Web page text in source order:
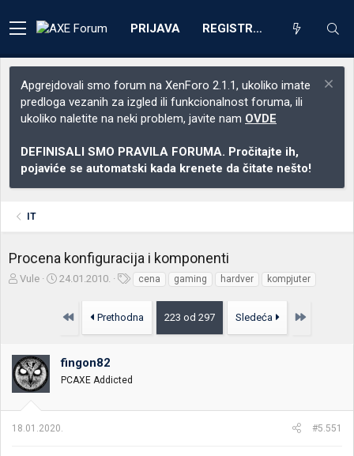
PRIJAVA REGISTRACIJA
Apgrejdovali smo forum na XenForo 2.1.1, ukoliko imate
predloga vezanih za izgled ili funkcionalnost foruma, ili
ukoliko naletite na neki problem, javite nam OVDE
DEFINISALI SMO PRAVILA FORUMA. Pročitajte ih,
pojaviće se automatski kada krenete da čitate nešto!
IT
Procena konfiguracija i komponenti
Z
i
k
t
e
Vule
D
u
o
k
a
24.01.2010.
a
k
cena gaming hardver kompjuter
Prvo Prethodna 223 od 297 Sledeća Poslednja
fingon82
PCAXE Addicted
18.01.2020. #5.551